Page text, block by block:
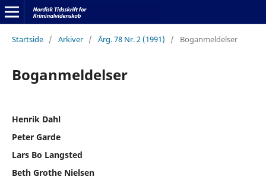
Startside / Arkiver / Årg. 78 Nr. 2 (1991) / Boganmeldelser
Boganmeldelser
Henrik Dahl
Peter Garde
Lars Bo Langsted
Beth Grothe Nielsen